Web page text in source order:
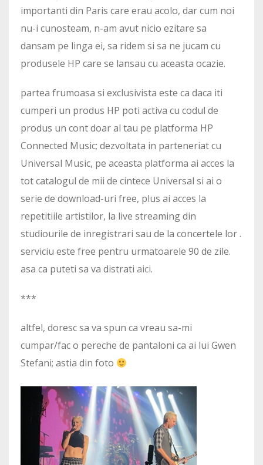
importanti din Paris care erau acolo, dar cum noi
nu-i cunosteam, n-am avut nicio ezitare sa
dansam pe linga ei, sa ridem si sa ne jucam cu
produsele HP care se lansau cu aceasta ocazie.
partea frumoasa si exclusivista este ca daca iti
cumperi un produs HP poti activa cu codul de
produs un cont doar al tau pe platforma HP
Connected Music; dezvoltata in parteneriat cu
Universal Music, pe aceasta platforma ai acces la
tot catalogul de mii de cintece Universal si ai o
serie de download-uri free, plus ai acces la
repetitiile artistilor, la live streaming din
studiourile de inregistrari sau de la concertele lor .
serviciu este free pentru urmatoarele 90 de zile.
asa ca puteti sa va distrati aici.
***
altfel, doresc sa va spun ca vreau sa-mi
cumpar/fac o pereche de pantaloni ca ai lui Gwen
Stefani; astia din foto